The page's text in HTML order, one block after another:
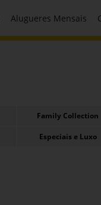
Alugueres Mensais
Family Collection
Especiais e Luxo